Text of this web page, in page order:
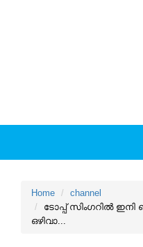
Home
channel
ടോപ്പ് സിംഗറില്‍
ഒഴിവാ...